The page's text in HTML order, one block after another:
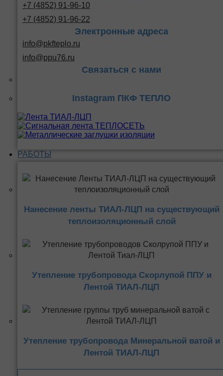
+7 (4852) 91-96-10
+7 (4852) 91-96-22
Электронные адреса
info@pkfteplo.ru
info@ppu76.ru
Связаться с нами
Instagram ПКФ ТЕПЛО
РАБОТЫ
Нанесение ленты ТИАЛ-ЛЦП на существующий
теплоизоляционный слой
Утепление трубопровода Скорлупой ППУ и
Лентой ТИАЛ-ЛЦП
Утепление трубопровода Минеральной ватой и
Лентой ТИАЛ-ЛЦП